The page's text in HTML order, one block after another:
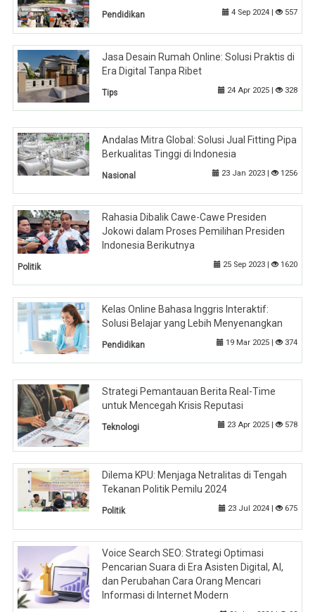
Pendidikan 4 Sep 2024 | 557
Jasa Desain Rumah Online: Solusi Praktis di
Era Digital Tanpa Ribet
Tips 24 Apr 2025 | 328
Andalas Mitra Global: Solusi Jual Fitting Pipa
Berkualitas Tinggi di Indonesia
Nasional 23 Jan 2023 | 1256
Rahasia Dibalik Cawe-Cawe Presiden
Jokowi dalam Proses Pemilihan Presiden
Indonesia Berikutnya
Politik 25 Sep 2023 | 1620
Kelas Online Bahasa Inggris Interaktif:
Solusi Belajar yang Lebih Menyenangkan
Pendidikan 19 Mar 2025 | 374
Strategi Pemantauan Berita Real-Time
untuk Mencegah Krisis Reputasi
Teknologi 23 Apr 2025 | 578
Dilema KPU: Menjaga Netralitas di Tengah
Tekanan Politik Pemilu 2024
Politik 23 Jul 2024 | 675
Voice Search SEO: Strategi Optimasi
Pencarian Suara di Era Asisten Digital, AI,
dan Perubahan Cara Orang Mencari
Informasi di Internet Modern